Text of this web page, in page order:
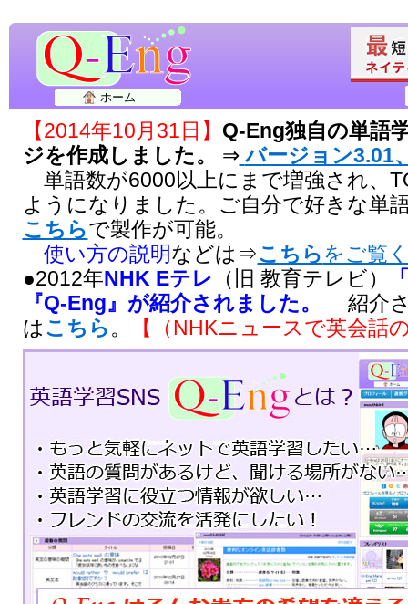
ホーム
【2014年10月31日】 Q-Eng独自の単語
ジを作成しました。
⇒ バージョン3.01
単語数が6000以上にまで増強され、
ようになりました。ご自分で好きな単
こちらで製作が可能。
使い方の説明などは⇒こちらをご覧
●2012年NHK Eテレ （旧 教育テレビ）
『Q-Eng』が紹介されました。
紹介さ
はこちら。 【（NHKニュースで英会話